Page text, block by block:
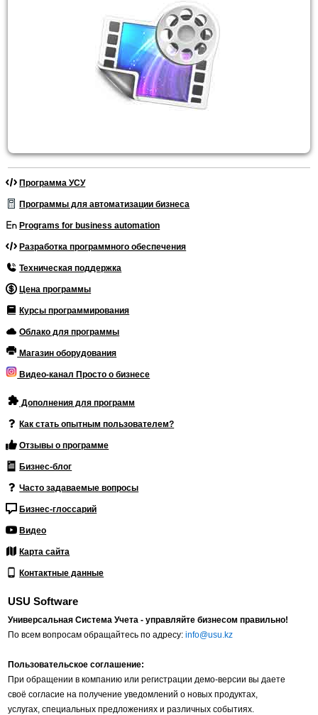
Программа УСУ
Программы для автоматизации бизнеса
Programs for business automation
Разработка программного обеспечения
Техническая поддержка
Цена программы
Курсы программирования
Облако для программы
Магазин оборудования
Видео-канал Просто о бизнесе
Дополнения для программ
Как стать опытным пользователем?
Отзывы о программе
Бизнес-блог
Часто задаваемые вопросы
Бизнес-глоссарий
Видео
Карта сайта
Контактные данные
USU Software
Универсальная Система Учета - управляйте бизнесом правильно!
По всем вопросам обращайтесь по адресу:info@usu.kz
Пользовательское соглашение:
При обращении в компанию или регистрации демо-версии вы даете
своё согласие на получение уведомлений о новых продуктах,
услугах, специальных предложениях и различных событиях.